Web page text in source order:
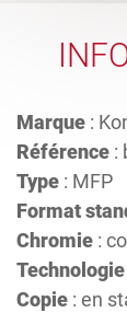
Marque :
Référence :
Type : MFP
Format
Chromie :
Technologie
Copie : en